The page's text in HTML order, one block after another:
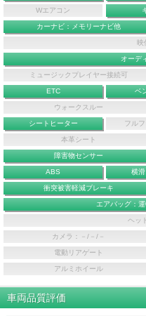
Wエアコン
カーナビ：メモリーナビ他
映
オーデ
ミュージックプレイヤー接続可
ETC ベ
ウォークスルー
シートヒーター フル
本革シート
障害物センサー
ABS 横
衝突被害軽減ブレーキ
エアバッグ：
ヘッ
カメラ：－/－/－
電動リアゲート
アルミホイール
車両品質評価